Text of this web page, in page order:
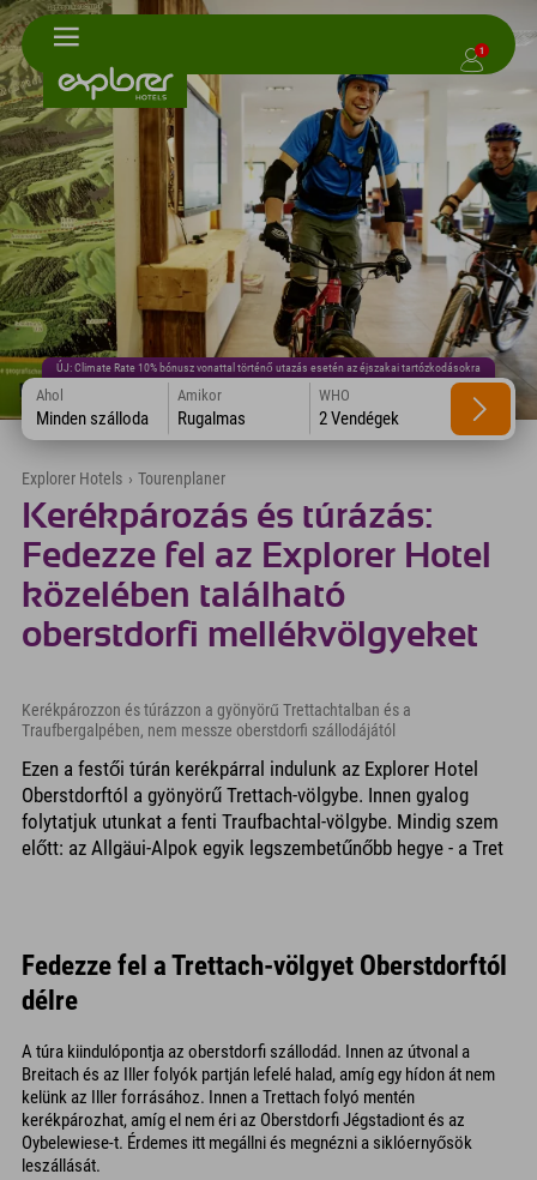
1
ÚJ: Climate Rate 10% bónusz vonattal történő utazás esetén az éjszakai tartózkodásokra
Ahol
Minden szálloda
Amikor
Rugalmas
WHO
2 Vendégek
Explorer Hotels › Tourenplaner
Kerékpározás és túrázás:
Fedezze fel az Explorer Hotel
közelében található
oberstdorfi mellékvölgyeket
Kerékpározzon és túrázzon a gyönyörű Trettachtalban és a
Traufbergalpében, nem messze oberstdorfi szállodájától
Ezen a festői túrán kerékpárral indulunk az Explorer Hotel
Oberstdorftól a gyönyörű Trettach-völgybe. Innen gyalog
folytatjuk utunkat a fenti Traufbachtal-völgybe. Mindig szem
előtt: az Allgäui-Alpok egyik legszembetűnőbb hegye - a Tret
Fedezze fel a Trettach-völgyet Oberstdorftól
délre
A túra kiindulópontja az oberstdorfi szállodád. Innen az útvonal a
Breitach és az Iller folyók partján lefelé halad, amíg egy hídon át nem
kelünk az Iller forrásához. Innen a Trettach folyó mentén
kerékpározhat, amíg el nem éri az Oberstdorfi Jégstadiont és az
Oybelewiese-t. Érdemes itt megállni és megnézni a siklóernyősök
leszállását.